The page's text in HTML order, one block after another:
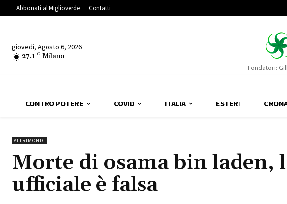
Abbonati al Miglioverde Contatti
giovedì, Agosto 6, 2026
27.1 C Milano
Fondatori:
CONTRO POTERE COVID ITALIA ESTERI
ALTRIMONDI
Morte di osama bin laden,
ufficiale è falsa